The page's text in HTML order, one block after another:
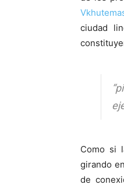
ciudad
Como si
girando
de